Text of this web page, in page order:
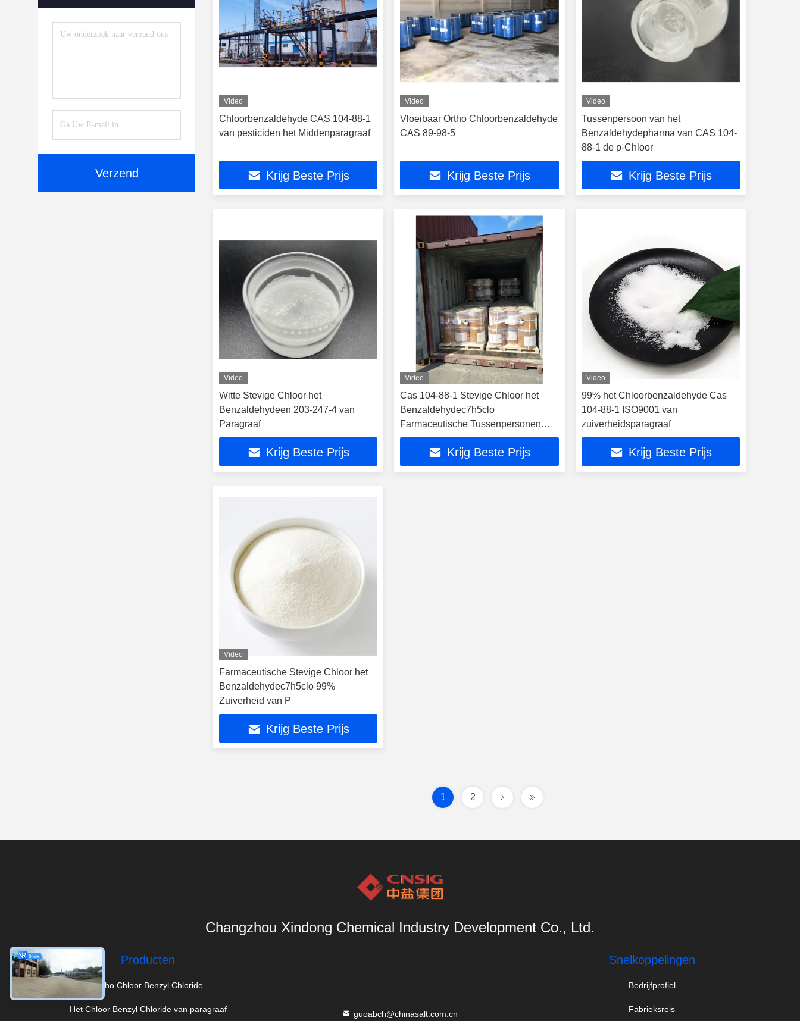
Verzend
Video
Chloorbenzaldehyde CAS 104-88-1
van pesticiden het Middenparagraaf
Krijg Beste Prijs
Video
Vloeibaar Ortho Chloorbenzaldehyde
CAS 89-98-5
Krijg Beste Prijs
Video
Tussenpersoon van het
Benzaldehydepharma van CAS 104-
88-1 de p-Chloor
Krijg Beste Prijs
Video
Witte Stevige Chloor het
Benzaldehydeen 203-247-4 van
Paragraaf
Krijg Beste Prijs
Video
Cas 104-88-1 Stevige Chloor het
Benzaldehydec7h5clo
Farmaceutische Tussenpersonen
van Paragraaf
Krijg Beste Prijs
Video
99% het Chloorbenzaldehyde Cas
104-88-1 ISO9001 van
zuiverheidsparagraaf
Krijg Beste Prijs
Video
Farmaceutische Stevige Chloor het
Benzaldehydec7h5clo 99%
Zuiverheid van P
Krijg Beste Prijs
1 2
Changzhou Xindong Chemical Industry Development Co., Ltd.
Producten
Ortho Chloor Benzyl Chloride
Het Chloor Benzyl Chloride van paragraaf guoabch@chinasalt.com.cn
Snelkoppelingen
Bedrijfprofiel
Fabrieksreis